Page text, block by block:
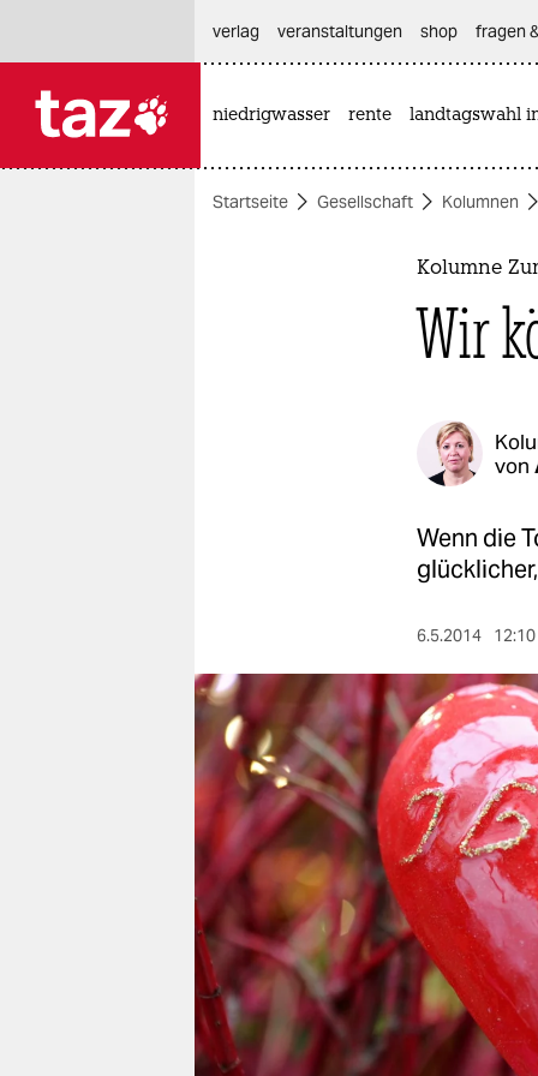
themen
verlag
verlag
veranstaltungen
shop
fragen & hilfe
unterstützen
abo
genossenschaft
verlag
veranstaltungen shop fragen
niedrigwasser rente landtagswahl
Startseite Gesellschaft Kolumnen
Kolumne
Wir
von
Wenn die
6.5.2014